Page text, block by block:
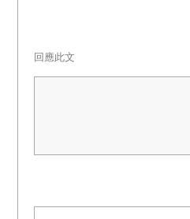
回應此文